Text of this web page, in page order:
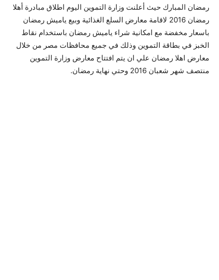
رمضان المبارك حيث أعلنت وزارة التموين اليوم اطلاق مبادرة أهلا
رمضان 2016 لاقامة معارض السلع الغذائية وبيع ياميش رمضان
باسعار مخفضة مع امكانية شراء ياميش رمضان باستخدام نقاط
الخبز في بطاقة التموين وذلك في جميع محافظات مصر من خلال
معارض اهلا رمضان علي ان يتم افتتاح معارض وزارة التموين
منتصف شهر شعبان 2016 وحتي نهاية رمضان.